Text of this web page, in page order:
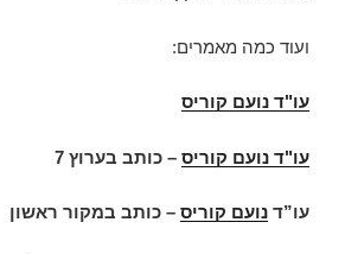
ועוד כמה מאמרים:
עו"ד נועם קוריס
עו"ד נועם קוריס – כותב בערוץ 7
עו”ד נועם קוריס – כותב במקור ראשון